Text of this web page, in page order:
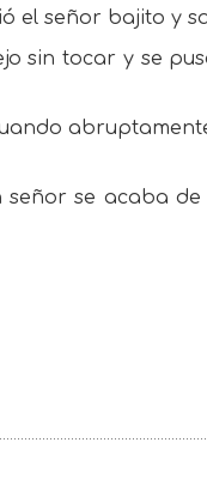
el señor bajito y
sin tocar y se
señor se acaba